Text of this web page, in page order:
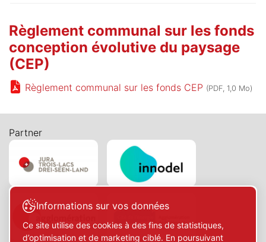
Règlement communal sur les fonds
conception évolutive du paysage
(CEP)
Règlement communal sur les fonds CEP (PDF, 1,0 Mo)
Partner
Informations sur vos données
Ce site utilise des cookies à des fins de statistiques,
d’optimisation et de marketing ciblé. En poursuivant